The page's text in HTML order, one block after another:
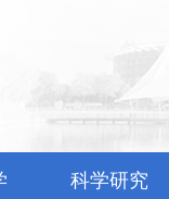
科学研究